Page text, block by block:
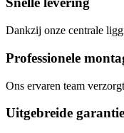
Dankzij onze centrale
Professionele
Ons ervaren team
Uitgebreide garantie